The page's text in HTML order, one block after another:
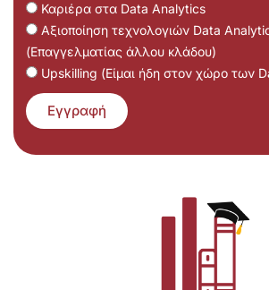
Καριέρα στα Data Analytics
Αξιοποίηση τεχνολογιών Data
(Επαγγελματίας άλλου κλάδου)
Upskilling (Είμαι ήδη στον χώρο των
Εγγραφή